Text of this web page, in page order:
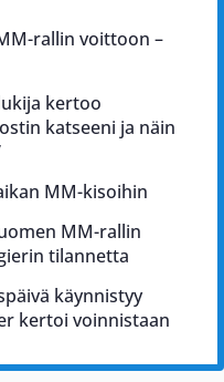
rallin voittoon –
kertoo
katseeni ja näin
MM-kisoihin
MM-rallin
tilannetta
käynnistyy
kertoi voinnistaan